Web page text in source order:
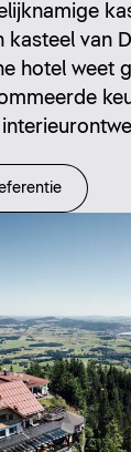
kasteel van
hotel weet